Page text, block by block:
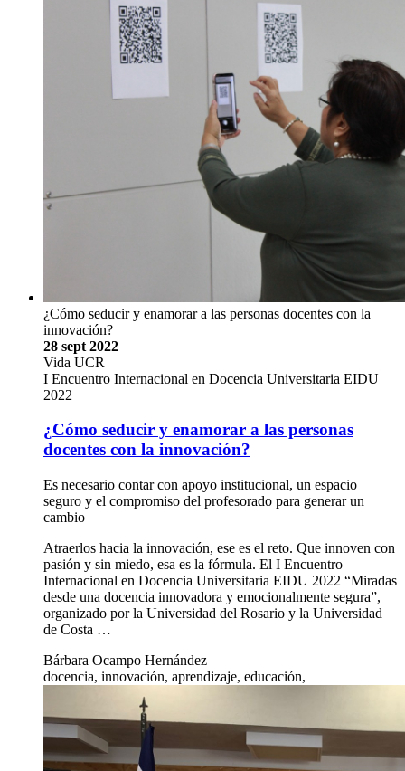
¿Cómo seducir y enamorar a las personas docentes con la
innovación?
28 sept 2022
Vida UCR
I Encuentro Internacional en Docencia Universitaria EIDU
2022
¿Cómo seducir y enamorar a las personas
docentes con la innovación?
Es necesario contar con apoyo institucional, un espacio
seguro y el compromiso del profesorado para generar un
cambio
Atraerlos hacia la innovación, ese es el reto. Que innoven con
pasión y sin miedo, esa es la fórmula. El I Encuentro
Internacional en Docencia Universitaria EIDU 2022 “Miradas
desde una docencia innovadora y emocionalmente segura”,
organizado por la Universidad del Rosario y la Universidad
de Costa …
Bárbara Ocampo Hernández
docencia, innovación, aprendizaje, educación,